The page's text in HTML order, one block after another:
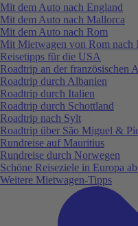
Mit dem Auto nach England
Mit dem Auto nach Mallorca
Mit dem Auto nach Rom
Mit Mietwagen von Rom nach
Reisetipps für die USA
Roadtrip an der französischen
Roadtrip durch Albanien
Roadtrip durch Italien
Roadtrip durch Schottland
Roadtrip nach Sylt
Roadtrip über São Miguel &
Rundreise auf Mauritius
Rundreise durch Norwegen
Schöne Reiseziele in Europa
Weitere Mietwagen-Tipps